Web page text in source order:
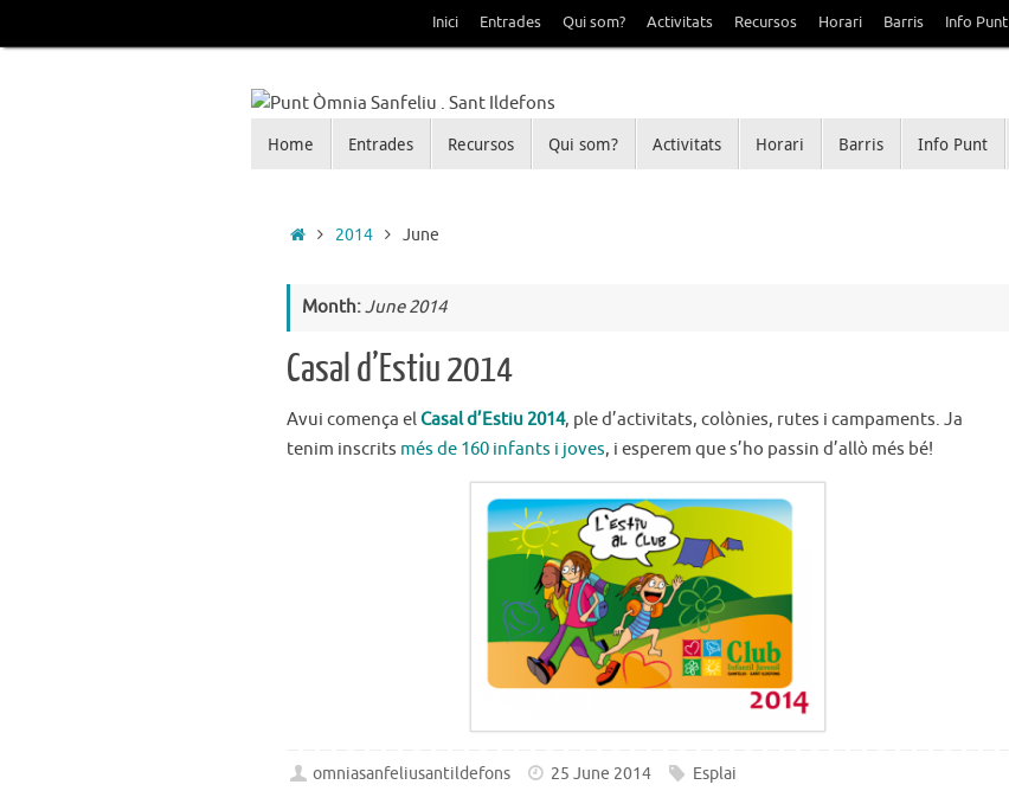
to
Inici Entrades Qui som? Activitats Recursos Horari Barris Info Punt
Punt Òmnia Sanfeliu . Sant Ildefons
Home Entrades Recursos Qui som? Activitats Horari Barris Info Punt
Home2014 June
Month:June 2014
Casal d’Estiu 2014
Avui comença elCasal d’Estiu 2014, ple d’activitats, colònies, rutes i campaments. Ja
tenim inscrits més de 160 infants i joves, i esperem que s’ho passin d’allò més bé!
omniasanfeliusantildefons 25 June 2014 Esplai